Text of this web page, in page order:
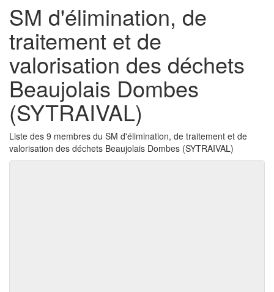
SM d'élimination, de
traitement et de
valorisation des déchets
Beaujolais Dombes
(SYTRAIVAL)
Liste des 9 membres du SM d'élimination, de traitement et de
valorisation des déchets Beaujolais Dombes (SYTRAIVAL)